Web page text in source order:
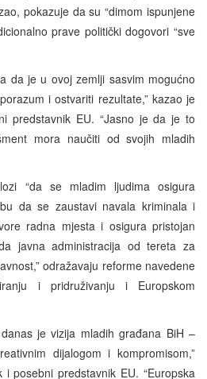
pokazuje da su “dimom ispunjene
prave politički dogovori “sve
da je u ovoj zemlji sasvim mogućno
i ostvariti rezultate,” kazao je
predstavnik EU. “Jasno je da je to
mora naučiti od svojih mladih
“da se mladim ljudima osigura
da se zaustavi navala kriminala i
radna mjesta i osigura pristojan
javna administracija od tereta za
odražavaju reforme navedene
i pridruživanju i Europskom
je vizija mladih građana BiH –
dijalogom i kompromisom,”
posebni predstavnik EU. “Europska